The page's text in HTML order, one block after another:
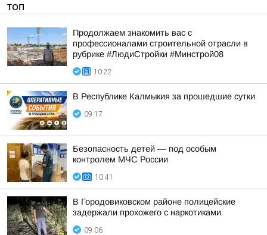
ТОП
Продолжаем знакомить вас с
профессионалами строительной отрасли в
рубрике #ЛюдиСтройки #Минстрой08
10:22
В Республике Калмыкия за прошедшие сутки
09:17
Безопасность детей — под особым
контролем МЧС России
10:41
В Городовиковском районе полицейские
задержали прохожего с наркотиками
09:06